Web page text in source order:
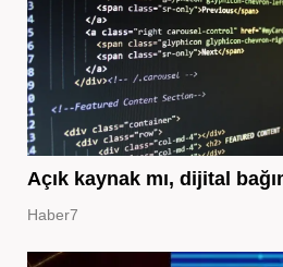
Açık kaynak mı, dijital
Haber7